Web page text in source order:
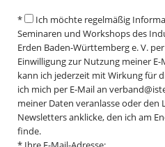
*
Ich möchte regelmäßig
Seminaren und Workshops des
Erden Baden-Württemberg e. V.
Einwilligung zur Nutzung meiner E-
kann ich jederzeit mit Wirkung für
ich mich per E-Mail an
meiner Daten veranlasse oder den
Newsletters anklicke, den ich am
finde.